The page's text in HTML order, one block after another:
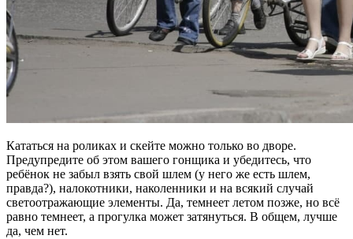
Кататься на роликах и скейте можно только во дворе.
Предупредите об этом вашего гонщика и убедитесь, что
ребёнок не забыл взять свой шлем (у него же есть шлем,
правда?), налокотники, наколенники и на всякий случай
светоотражающие элементы. Да, темнеет летом позже, но всё
равно темнеет, а прогулка может затянуться. В общем, лучше
да, чем нет.